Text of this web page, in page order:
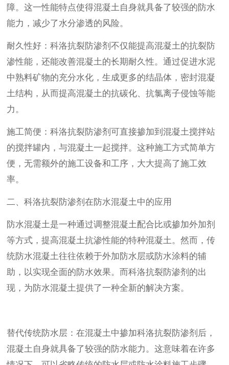
障。这一性能特点使得混凝土自身就具备了较强的防水
能力，减少了水分渗透的风险。
耐久性好：科洛抗裂防渗剂不仅能提高混凝土的抗裂防
渗性能，还能改善混凝土的长期耐久性。通过促进水泥
中熟料矿物的充分水化，生成更多的结晶体，密封混凝
土结构，从而提高混凝土的抗碳化、抗氯离子侵蚀等能
力。
施工简便：科洛抗裂防渗剂可直接掺加到混凝土搅拌站
的搅拌罐内，与混凝土一起搅拌。这种施工方式简单方
便，无需额外的施工设备和工序，大大提高了施工效
率。
二、科洛抗裂防渗剂在防水混凝土中的应用
防水混凝土是一种通过调整混凝土配合比或掺加外加剂
等方式，提高混凝土抗渗性能的特种混凝土。然而，传
统防水混凝土往往依赖于外加防水层或防水涂料的辅
助，以实现全面的防水效果。而科洛抗裂防渗剂的出
现，为防水混凝土提供了一种全新的解决方案。
替代传统防水层：在混凝土中掺加科洛抗裂防渗剂后，
混凝土自身就具备了较强的防水能力。这意味着在许多